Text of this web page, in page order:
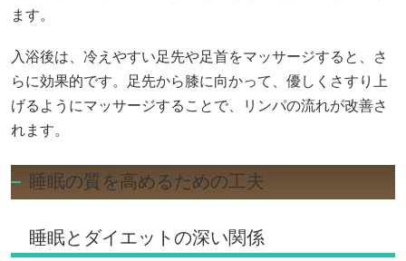
ます。
入浴後は、冷えやすい足先や足首をマッサージすると、さ
らに効果的です。足先から膝に向かって、優しくさすり上
げるようにマッサージすることで、リンパの流れが改善さ
れます。
睡眠の質を高めるための工夫
睡眠とダイエットの深い関係